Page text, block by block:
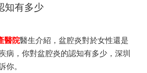
知有多少
醫院醫生介紹，盆腔炎對於女性還是
病，你對盆腔炎的認知有多少，深圳
你。